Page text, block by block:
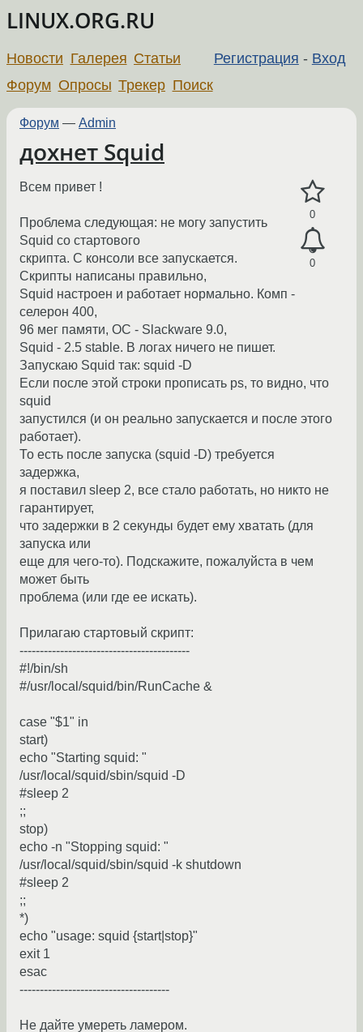
LINUX.ORG.RU
Регистрация - Вход
Новости Галерея Статьи
Форум Опросы Трекер Поиск
Форум — Admin
дохнет Squid
0
0
Всем привет !
Проблема следующая: не могу запустить
Squid со стартового
скрипта. С консоли все запускается.
Скрипты написаны правильно,
Squid настроен и работает нормально. Комп -
селерон 400,
96 мег памяти, ОС - Slackware 9.0,
Squid - 2.5 stable. В логах ничего не пишет.
Запускаю Squid так: squid -D
Если после этой строки прописать ps, то видно, что
squid
запустился (и он реально запускается и после этого
работает).
То есть после запуска (squid -D) требуется
задержка,
я поставил sleep 2, все стало работать, но никто не
гарантирует,
что задержки в 2 секунды будет ему хватать (для
запуска или
еще для чего-то). Подскажите, пожалуйста в чем
может быть
проблема (или где ее искать).
Прилагаю стартовый скрипт:
------------------------------------------
#!/bin/sh
#/usr/local/squid/bin/RunCache &
case "$1" in
start)
echo "Starting squid: "
/usr/local/squid/sbin/squid -D
#sleep 2
;;
stop)
echo -n "Stopping squid: "
/usr/local/squid/sbin/squid -k shutdown
#sleep 2
;;
*)
echo "usage: squid {start|stop}"
exit 1
esac
-------------------------------------
Не дайте умереть ламером.